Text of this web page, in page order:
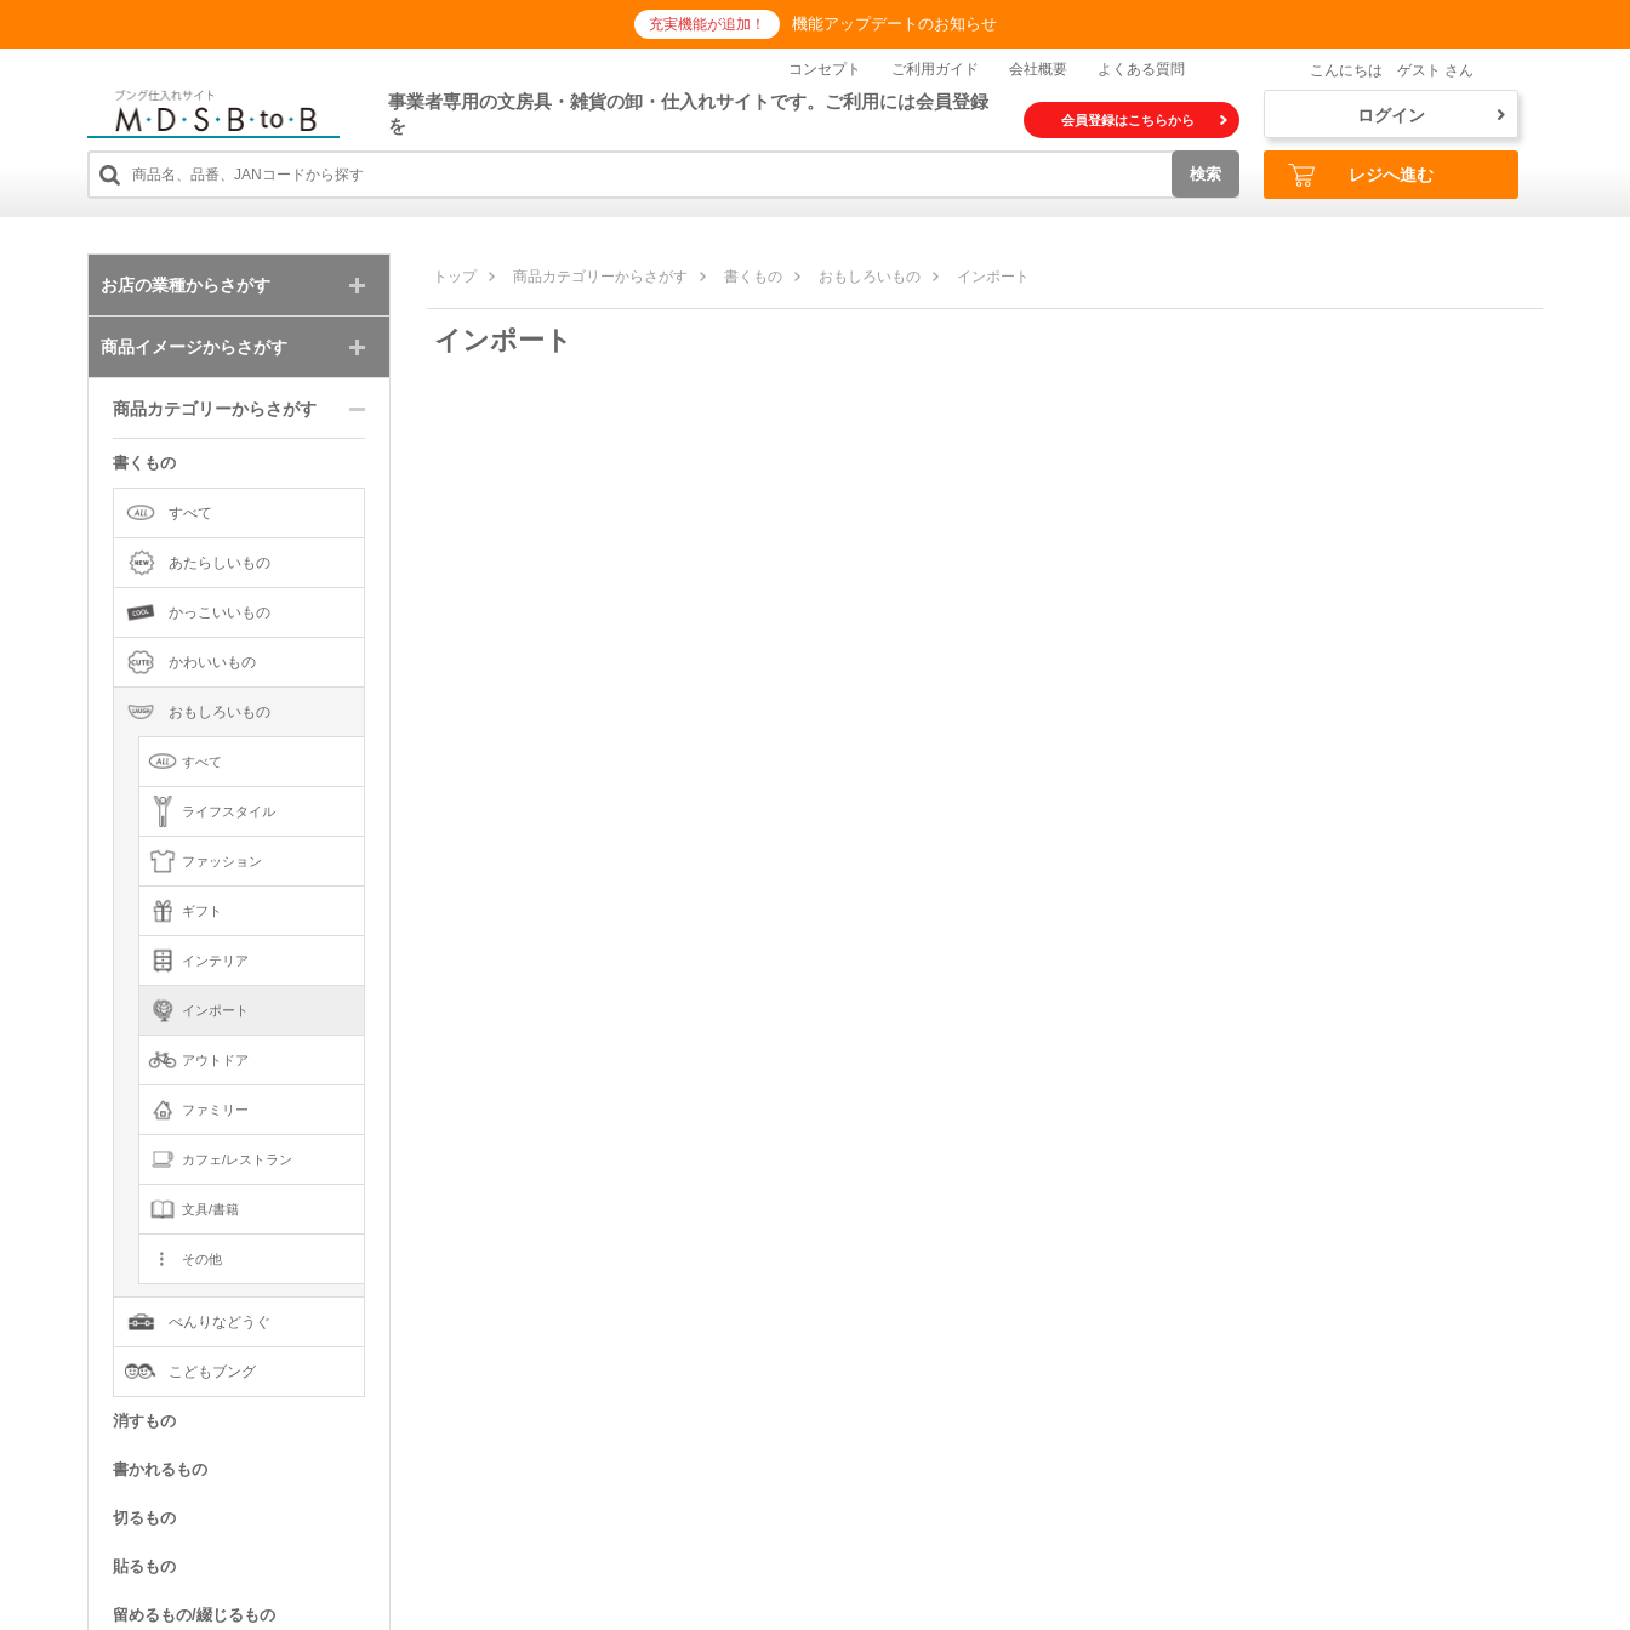
充実機能が追加！ 機能アップデートのお知らせ
コンセプト ご利用ガイド 会社概要 よくある質問
事業者専用の文房具・雑貨の卸・仕入れサイトです。ご利用には会員登録
を
会員登録はこちらから
検索
こんにちは ゲスト さん
ログイン
レジへ進む
トップ 商品カテゴリーからさがす 書くもの おもしろいもの インポート
インポート
お店の業種からさがす
商品イメージからさがす
商品カテゴリーからさがす
書くもの
すべて
あたらしいもの
かっこいいもの
かわいいもの
おもしろいもの
すべて
ライフスタイル
ファッション
ギフト
インテリア
インポート
アウトドア
ファミリー
カフェ/レストラン
文具/書籍
その他
べんりなどうぐ
こどもブング
消すもの
書かれるもの
切るもの
貼るもの
留めるもの/綴じるもの